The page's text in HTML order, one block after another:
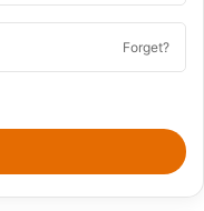
Forget?